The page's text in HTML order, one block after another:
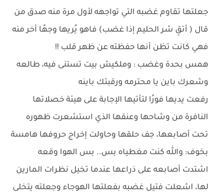
جعلتها تقاوم غضبه التي تواجهه لأول مرة منه صدق من
قال ( أتقِ شر الحليم إذا غضب) فاهو يُريها وجهًا أخر منه
فهي كانت تظن أنها حفظته عن ظهر قلب !!
همس بحدة وغضب : وملكيش بيت تستنى فيه، طالعه
وشعرك باين يا محترمه ورقبتك باينه
رفعت يديها فورًا لتأتيها الإجابة على هيئة خصلاتها
النافرة من وشاحها وعنقها الذي استشعرت ظهوره
تحت أصابعها، جف حلقها وحاولت إخراج حروفها هامسة
بخوف: والله كنت مغطياه بس.. بس الهوا وقعه
اشتدت أصابعه على ذراعها عندما تخيل نظرات المارين
لها، اشعلت فتيل غضبه بفعلتها الهوجاء وجعلته يتخلى